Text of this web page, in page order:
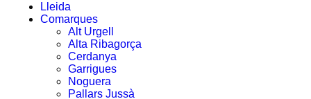
Lleida
Comarques
Alt Urgell
Alta Ribagorça
Cerdanya
Garrigues
Noguera
Pallars Jussà